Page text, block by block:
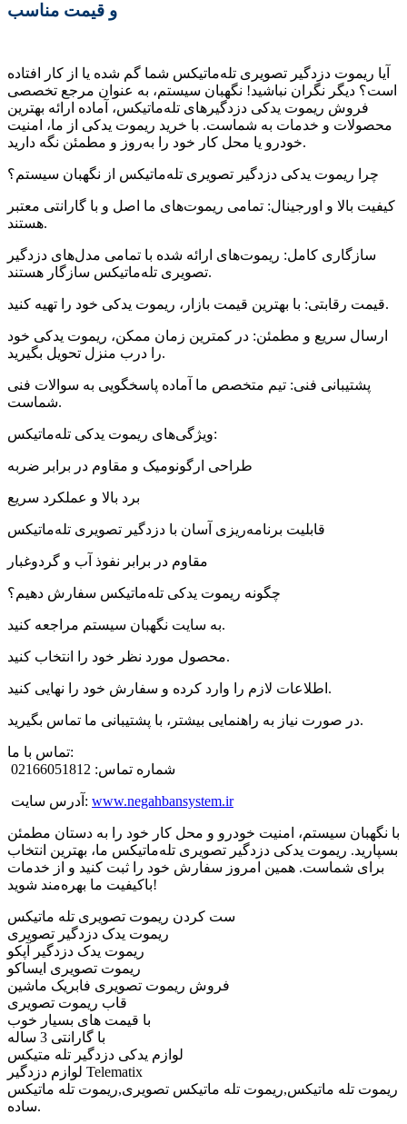
و قیمت مناسب
آیا ریموت دزدگیر تصویری تله‌ماتیکس شما گم شده یا از کار افتاده
است؟ دیگر نگران نباشید! نگهبان سیستم، به عنوان مرجع تخصصی
فروش ریموت یدکی دزدگیرهای تله‌ماتیکس، آماده ارائه بهترین
محصولات و خدمات به شماست. با خرید ریموت یدکی از ما، امنیت
خودرو یا محل کار خود را به‌روز و مطمئن نگه دارید.
چرا ریموت یدکی دزدگیر تصویری تله‌ماتیکس از نگهبان سیستم؟
کیفیت بالا و اورجینال: تمامی ریموت‌های ما اصل و با گارانتی معتبر
هستند.
سازگاری کامل: ریموت‌های ارائه شده با تمامی مدل‌های دزدگیر
تصویری تله‌ماتیکس سازگار هستند.
قیمت رقابتی: با بهترین قیمت بازار، ریموت یدکی خود را تهیه کنید.
ارسال سریع و مطمئن: در کمترین زمان ممکن، ریموت یدکی خود
را درب منزل تحویل بگیرید.
پشتیبانی فنی: تیم متخصص ما آماده پاسخگویی به سوالات فنی
شماست.
ویژگی‌های ریموت یدکی تله‌ماتیکس:
طراحی ارگونومیک و مقاوم در برابر ضربه
برد بالا و عملکرد سریع
قابلیت برنامه‌ریزی آسان با دزدگیر تصویری تله‌ماتیکس
مقاوم در برابر نفوذ آب و گردوغبار
چگونه ریموت یدکی تله‌ماتیکس سفارش دهیم؟
به سایت نگهبان سیستم مراجعه کنید.
محصول مورد نظر خود را انتخاب کنید.
اطلاعات لازم را وارد کرده و سفارش خود را نهایی کنید.
در صورت نیاز به راهنمایی بیشتر، با پشتیبانی ما تماس بگیرید.
تماس با ما:
شماره تماس: 02166051812
آدرس سایت: www.negahbansystem.ir
با نگهبان سیستم، امنیت خودرو و محل کار خود را به دستان مطمئن
بسپارید. ریموت یدکی دزدگیر تصویری تله‌ماتیکس ما، بهترین انتخاب
برای شماست. همین امروز سفارش خود را ثبت کنید و از خدمات
باکیفیت ما بهره‌مند شوید!
ریموت یدک دزدگیر تصویری
ریموت یدک دزدگیر آپکو
ریموت تصویری ایساکو
فروش ریموت تصویری فابریک ماشین
قاب ریموت تصویری
با قیمت های بسیار خوب
با گارانتی 3 ساله
لوازم یدکی دزدگیر تله متیکس
لوازم دزدگیر Telematix
ریموت تله ماتیکس,ریموت تله ماتیکس تصویری,ریموت تله ماتیکس
ساده.